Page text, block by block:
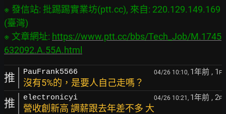
※ 發信站: 批踢踢實業坊(ptt.cc), 來自: 220.129.149.169
(臺灣)
※ 文章網址: https://www.ptt.cc/bbs/Tech_Job/M.1745
632092.A.55A.html
推 PauFrank5566 04/26 10:10, 1年前 , 1 F
沒有5%的，是要人自己走嗎？
推 electronicyi 04/26 10:21, 1年前 , 2F
營收創新高 調薪跟去年差不多 大